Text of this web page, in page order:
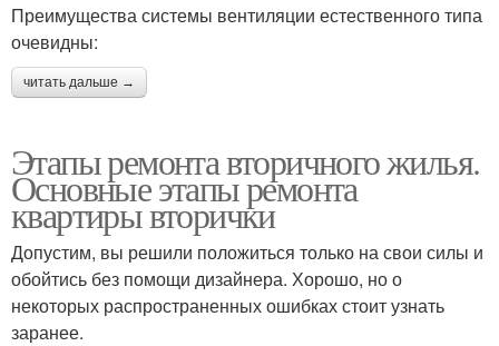
Преимущества системы вентиляции естественного типа
очевидны:
читать дальше →
Этапы ремонта вторичного жилья.
Основные этапы ремонта
квартиры вторички
Допустим, вы решили положиться только на свои силы и
обойтись без помощи дизайнера. Хорошо, но о
некоторых распространенных ошибках стоит узнать
заранее.